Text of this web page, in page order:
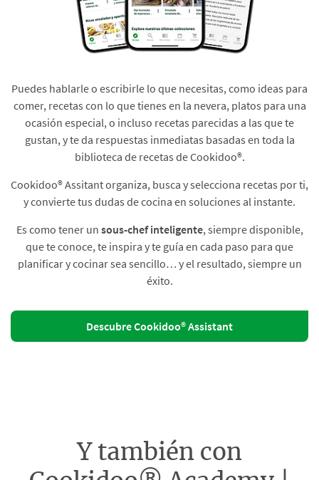
Puedes hablarle o escribirle lo que necesitas, como ideas para
comer, recetas con lo que tienes en la nevera, platos para una
ocasión especial, o incluso recetas parecidas a las que te
gustan, y te da respuestas inmediatas basadas en toda la
biblioteca de recetas de Cookidoo®.​
Cookidoo® Assitant organiza, busca y selecciona recetas por ti,
y convierte tus dudas de cocina en soluciones al instante.​
Es como tener un sous-chef inteligente, siempre disponible,
que te conoce, te inspira y te guía en cada paso para que
planificar y cocinar sea sencillo… y el resultado, siempre un
éxito.
Descubre Cookidoo® Assistant
Y también con